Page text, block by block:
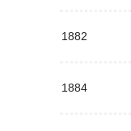
1882
1884